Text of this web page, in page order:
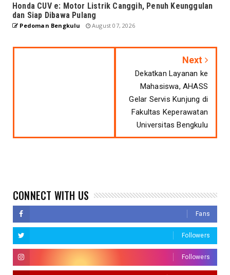
Honda CUV e: Motor Listrik Canggih, Penuh Keunggulan
dan Siap Dibawa Pulang
Pedoman Bengkulu August 07, 2026
Next
Dekatkan Layanan ke
Mahasiswa, AHASS
Gelar Servis Kunjung di
Fakultas Keperawatan
Universitas Bengkulu
CONNECT WITH US
Fans
Followers
Followers